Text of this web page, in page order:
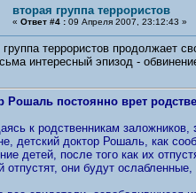
вторая группа террористов
« Ответ #4 :09 Апреля 2007, 23:12:43 »
группа террористов продолжает
интересный эпизод -
Рошаль постоянно врет
к родственникам заложников,
детский доктор Рошаль, как
детей, после того как их
отпустят, они будут